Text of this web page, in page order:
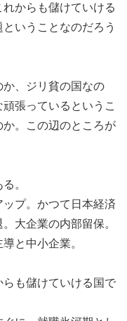
からも儲けていける
いうことなのだろう
、ジリ貧の国なの
張っているというこ
。
この辺のところが
る 。
プ。かつて日本経済
大企業の内部留保。
と中小企業。
も儲けていける国で